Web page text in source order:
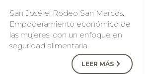
San José el Rodeo San Marcos.
Empoderamiento económico de
las mujeres, con un enfoque en
seguridad alimentaria.
LEER MÁS